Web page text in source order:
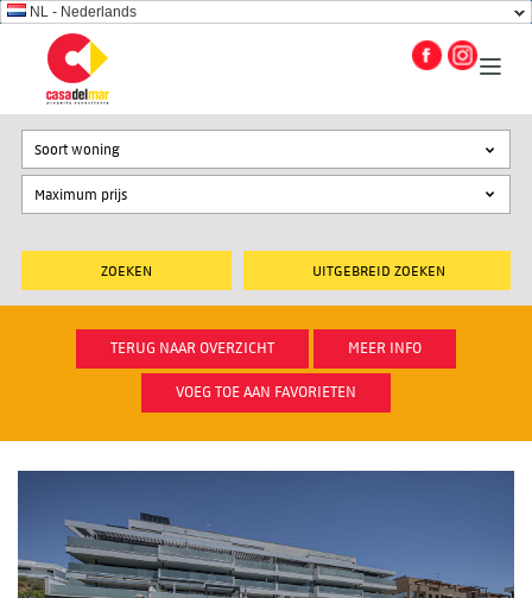
NL - Nederlands
UITGEBREID ZOEKEN
Soort woning
TERUG NAAR OVERZICHT MEER INFO
VOEG TOE AAN FAVORIETEN